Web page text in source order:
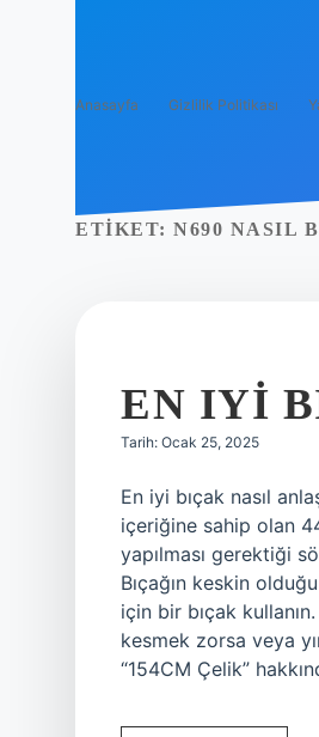
Anasayfa Gizlilik Politikası
ETIKET: N690 NASIL
EN IYI
Tarih: Ocak 25, 2025
En iyi bıçak nasıl
içeriğine sahip olan
yapılması gerektiği
Bıçağın keskin
için bir bıçak
kesmek zorsa veya
“154CM Çelik”